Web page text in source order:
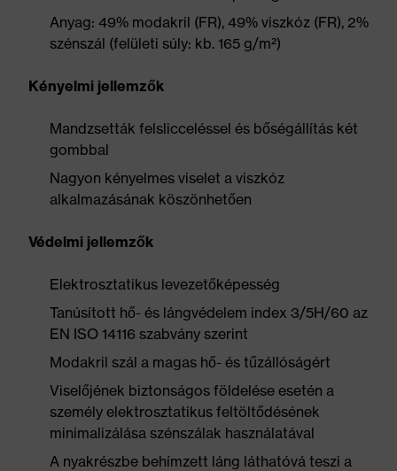
Anyag: 49% modakril (FR), 49% viszkóz (FR), 2%
szénszál (felületi súly: kb. 165 g/m²)
Kényelmi jellemzők
Mandzsetták felslicceléssel és bőségállítás két
gombbal
Nagyon kényelmes viselet a viszkóz
alkalmazásának köszönhetően
Védelmi jellemzők
Elektrosztatikus levezetőképesség
Tanúsított hő- és lángvédelem index 3/5H/60 az
EN ISO 14116 szabvány szerint
Modakril szál a magas hő- és tűzállóságért
Viselőjének biztonságos földelése esetén a
személy elektrosztatikus feltöltődésének
minimalizálása szénszálak használatával
A nyakrészbe behímzett láng láthatóvá teszi a